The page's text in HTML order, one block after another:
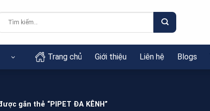
kiếm:
Trang chủ Giới thiệu Liên hệ Blogs
gắn thẻ “PIPET ĐA KÊNH”